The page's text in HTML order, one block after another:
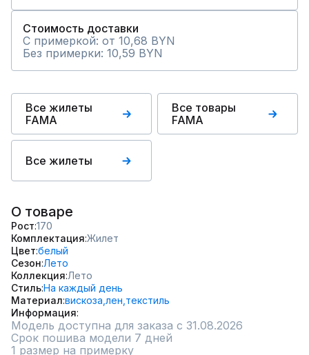
Стоимость доставки
С примеркой: от 10,68 BYN
Без примерки: 10,59 BYN
Все жилеты
FAMA
Все товары
FAMA
Все жилеты
О товаре
Рост 170
Комплектация Жилет
Цвет белый
Сезон Лето
Коллекция Лето
СтильНа каждый день
Материал вискоза, лен, текстиль
Информация
Модель доступна для заказа с 31.08.2026
Срок пошива модели 7 дней
1 размер на примерку